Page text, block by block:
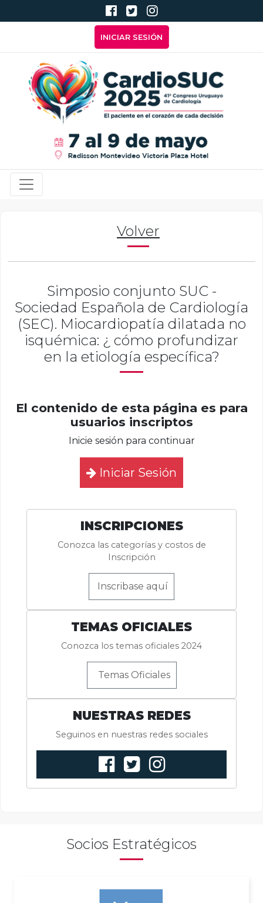
Pasar al contenido principal
Menú de cuenta de
INICIAR SESIÓN
Navegación principal
Volver
Simposio conjunto SUC -
Sociedad Española de Cardiología
(SEC). Miocardiopatía dilatada no
isquémica: ¿ cómo profundizar
en la etiología específica?
El contenido de esta página es para
usuarios inscriptos
Inicie sesión para continuar
Iniciar Sesión
INSCRIPCIONES
Conozca las categorías y costos de
Inscripción
Inscribase aquí
TEMAS OFICIALES
Conozca los temas oficiales 2024
Temas Oficiales
NUESTRAS REDES
Seguinos en nuestras redes sociales
Socios Estratégicos